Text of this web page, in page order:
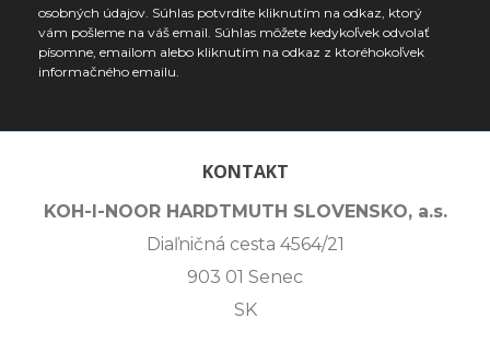
osobných údajov. Súhlas potvrdíte kliknutím na odkaz, ktorý
vám pošleme na váš email. Súhlas môžete kedykoľvek odvolať
písomne, emailom alebo kliknutím na odkaz z ktoréhokoľvek
informačného emailu.
KONTAKT
KOH-I-NOOR HARDTMUTH SLOVENSKO, a.s.
Diaľničná cesta 4564/21
903 01 Senec
SK